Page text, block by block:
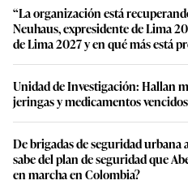
“La organización está
Neuhaus, expresidente de Lima
de Lima 2027 y en qué más está
Unidad de Investigación: Hallan
jeringas y medicamentos
De brigadas de seguridad urbana
sabe del plan de seguridad que
en marcha en Colombia?